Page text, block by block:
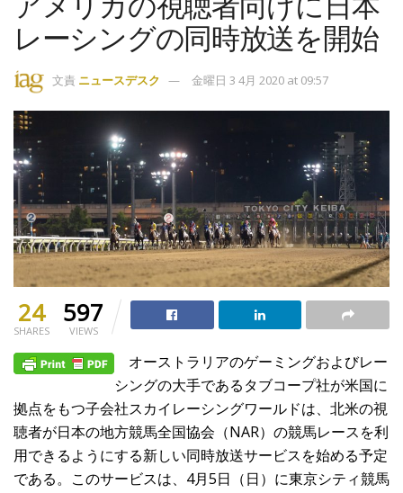
レーシングの同時放送を開始
文責 ニュースデスク 金曜日 3 4月 2020 at 09:57
24
SHARES
597
VIEWS
オーストラリアのゲーミングおよびレー
シングの大手であるタブコープ社が米国に
拠点をもつ子会社スカイレーシングワールドは、北米の視
聴者が日本の地方競馬全国協会（NAR）の競馬レースを利
用できるようにする新しい同時放送サービスを始める予定
である。このサービスは、4月5日（日）に東京シティ競馬